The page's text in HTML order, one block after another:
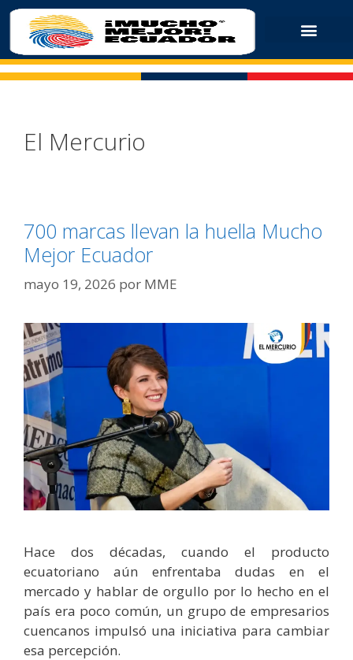
El Mercurio
700 marcas llevan la huella Mucho
Mejor Ecuador
mayo 19, 2026 por MME
Hace dos décadas, cuando el producto
ecuatoriano aún enfrentaba dudas en el
mercado y hablar de orgullo por lo hecho en el
país era poco común, un grupo de empresarios
cuencanos impulsó una iniciativa para cambiar
esa percepción.